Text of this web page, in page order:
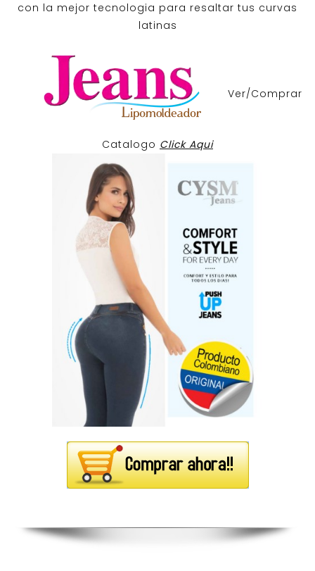
con la mejor tecnologia para resaltar tus curvas
latinas
Ver/Comprar
Catalogo Click Aqui